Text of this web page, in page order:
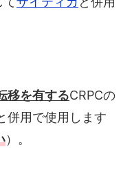
移を有するCRPCの
併用で使用します
）。